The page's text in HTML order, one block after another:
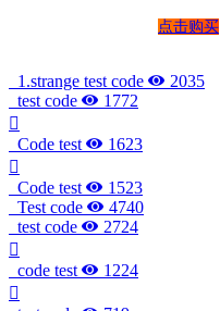
点击购买
1.strange test code
2035
test code
1772
Code test 1623
Code test
1523
Test code
4740
test code
2724
code test 1224